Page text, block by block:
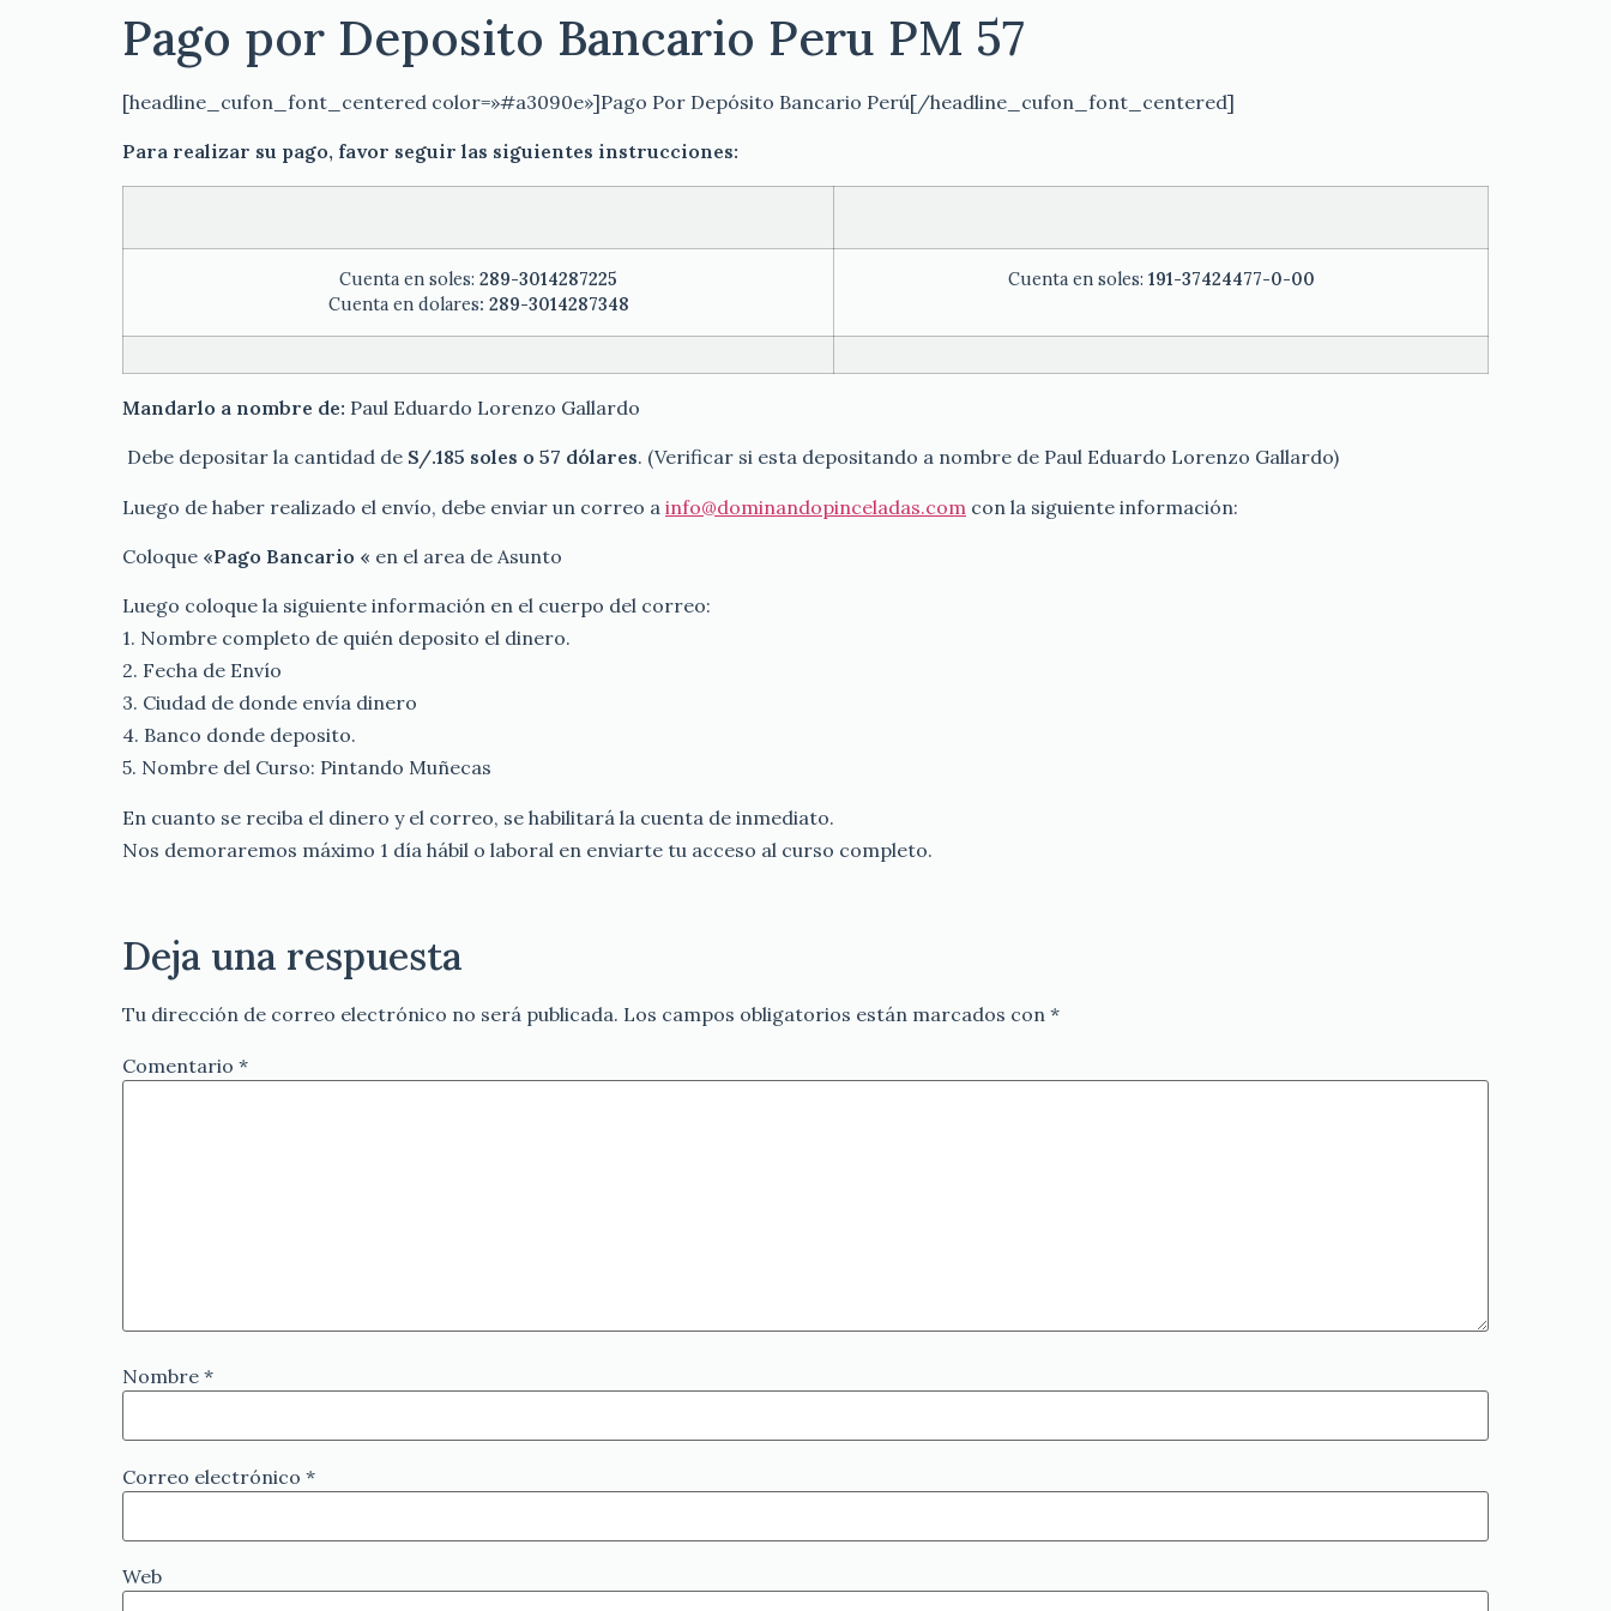
Pago por Deposito Bancario Peru PM 57
[headline_cufon_font_centered color=»#a3090e»]Pago Por Depósito Bancario Perú[/headline_cufon_font_centered]
Para realizar su pago, favor seguir las siguientes instrucciones:
Cuenta en soles: 289-3014287225
Cuenta en dolares: 289-3014287348
Cuenta en soles: 191-37424477-0-00
Mandarlo a nombre de: Paul Eduardo Lorenzo Gallardo
Debe depositar la cantidad de S/.185 soles o 57 dólares. (Verificar si esta depositando a nombre de Paul Eduardo Lorenzo Gallardo)
Luego de haber realizado el envío, debe enviar un correo a info@dominandopinceladas.com con la siguiente información:
Coloque «Pago Bancario « en el area de Asunto
Luego coloque la siguiente información en el cuerpo del correo:
1. Nombre completo de quién deposito el dinero.
2. Fecha de Envío
3. Ciudad de donde envía dinero
4. Banco donde deposito.
5. Nombre del Curso: Pintando Muñecas
En cuanto se reciba el dinero y el correo, se habilitará la cuenta de inmediato.
Nos demoraremos máximo 1 día hábil o laboral en enviarte tu acceso al curso completo.
Deja una respuesta
Tu dirección de correo electrónico no será publicada. Los campos obligatorios están marcados con *
Comentario *
Nombre *
Correo electrónico *
Web